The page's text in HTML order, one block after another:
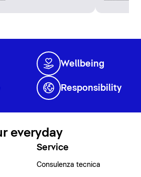
Wellbeing
Responsibility
everyday
Service
Consulenza tecnica